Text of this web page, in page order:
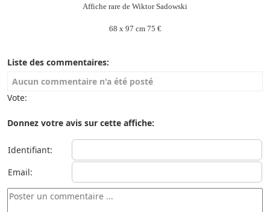
Affiche rare de Wiktor Sadowski
68 x 97 cm 75 €
Liste des commentaires:
Aucun commentaire n'a été posté
Vote:
Donnez votre avis sur cette affiche:
Identifiant:
Email: